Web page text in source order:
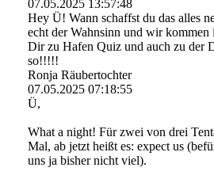
07.05.2025 13:57:48
Hey Ü! Wann schaffst du das alles
echt der Wahnsinn und wir kommen
Dir zu Hafen Quiz und auch zu der
so!!!!!
Ronja Räubertochter
07.05.2025 07:18:55
Ü,
What a night! Für zwei von drei
Mal, ab jetzt heißt es: expect us
uns ja bisher nicht viel).